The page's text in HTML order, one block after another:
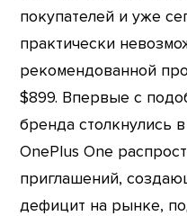
покупателей и уже
практически
рекомендованной
$899. Впервые с
бренда столкнулись
OnePlus One
приглашений,
дефицит на рынке,